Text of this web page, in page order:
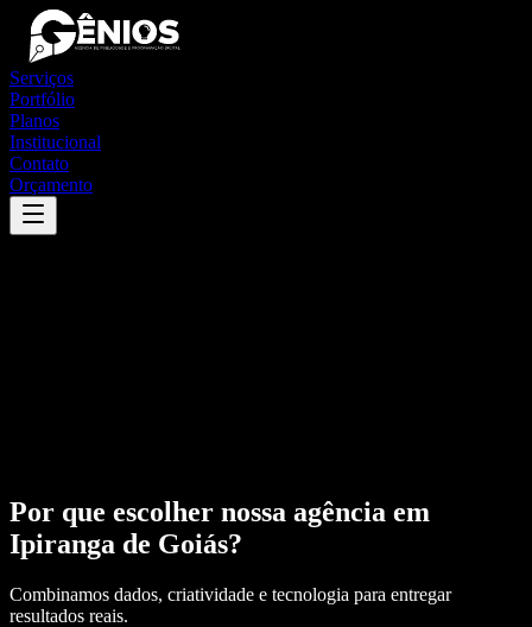
Serviços
Portfólio
Planos
Institucional
Contato
Orçamento
Por que escolher nossa agência em
Ipiranga de Goiás?
Combinamos dados, criatividade e tecnologia para entregar
resultados reais.